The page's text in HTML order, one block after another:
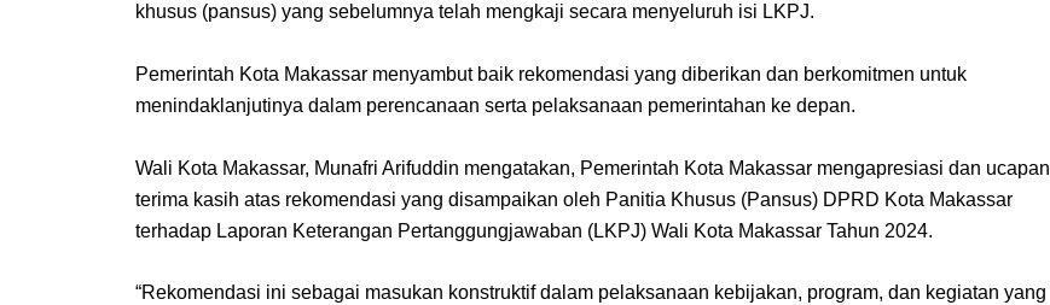
khusus (pansus) yang sebelumnya telah mengkaji secara menyeluruh isi LKPJ.
Pemerintah Kota Makassar menyambut baik rekomendasi yang diberikan dan berkomitmen untuk
menindaklanjutinya dalam perencanaan serta pelaksanaan pemerintahan ke depan.
Wali Kota Makassar, Munafri Arifuddin mengatakan, Pemerintah Kota Makassar mengapresiasi dan ucapan
terima kasih atas rekomendasi yang disampaikan oleh Panitia Khusus (Pansus) DPRD Kota Makassar
terhadap Laporan Keterangan Pertanggungjawaban (LKPJ) Wali Kota Makassar Tahun 2024.
“Rekomendasi ini sebagai masukan konstruktif dalam pelaksanaan kebijakan, program, dan kegiatan yang